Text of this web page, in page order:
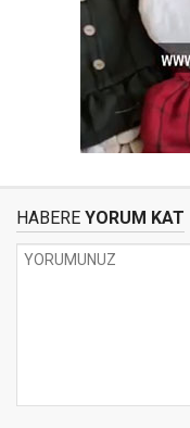
HABERE YORUM KAT